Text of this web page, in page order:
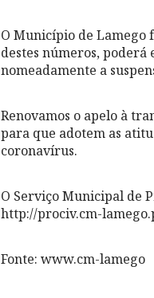
O Município de Lamego
destes números,
nomeadamente a
Renovamos o apelo à
para que adotem as
coronavírus.
O Serviço Municipal de
http://prociv.cm-
Fonte: www.cm-lamego